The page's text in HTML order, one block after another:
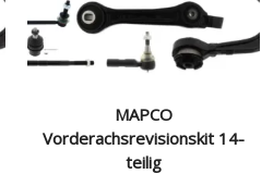
MAPCO
Vorderachsrevisionskit 14-
teilig